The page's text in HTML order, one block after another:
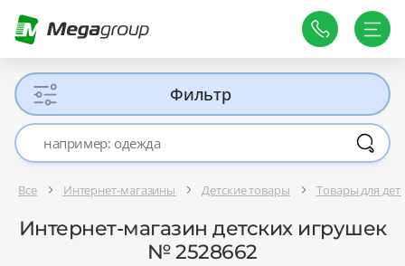
Фильтр
Все Интернет-магазины Детские товары Товары для
Интернет-магазин детских игрушек
№ 2528662